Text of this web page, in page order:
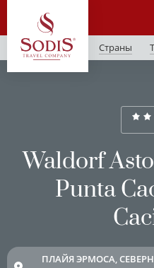
Страны
Waldorf
Punta
ПЛАЙЯ ЭРМОСА,